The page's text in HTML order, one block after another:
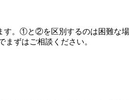
。①と②を区別するのは困難な
ずはご相談ください。